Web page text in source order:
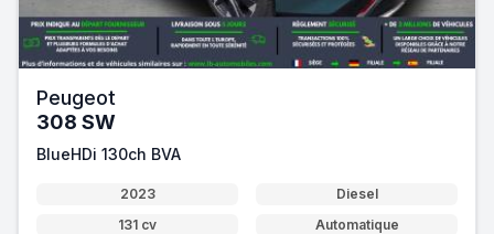
Peugeot
308 SW
BlueHDi 130ch BVA
2023
Diesel
131 cv
Automatique